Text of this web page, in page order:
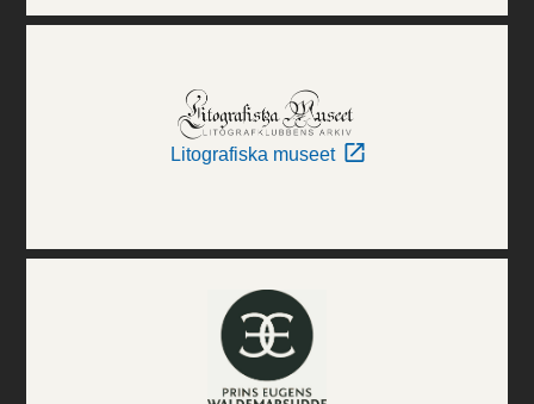
Litografiska museet